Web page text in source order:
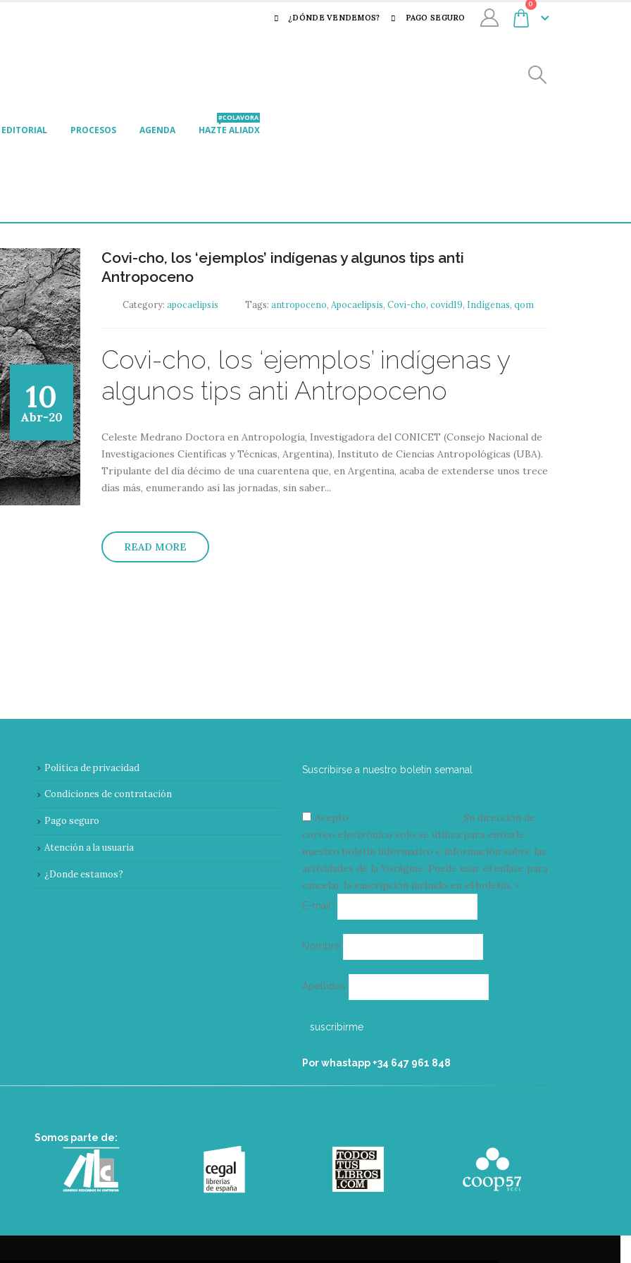
¿DÓNDE VENDEMOS? PAGO SEGURO
0
EDITORIAL PROCESOS AGENDA HAZTE ALIADX
#COLAVORA
10
Abr-20
Covi-cho, los ‘ejemplos’ indígenas y algunos tips anti
Antropoceno
Category: apocaelipsis Tags: antropoceno, Apocaelipsis, Covi-cho, covid19, Indígenas, qom
Covi-cho, los ‘ejemplos’ indígenas y
algunos tips anti Antropoceno
Celeste Medrano Doctora en Antropología, Investigadora del CONICET (Consejo Nacional de
Investigaciones Científicas y Técnicas, Argentina), Instituto de Ciencias Antropológicas (UBA).
Tripulante del día décimo de una cuarentena que, en Argentina, acaba de extenderse unos trece
días más, enumerando así las jornadas, sin saber...
READ MORE
Política de privacidad
Condiciones de contratación
Pago seguro
Atención a la usuaria
¿Donde estamos?
Suscribirse a nuestro boletín semanal
Acepto
Su dirección de
correo electrónico solo se utiliza para enviarle
nuestro boletín informativo e información sobre las
actividades de la Vorágine. Puede usar el enlace para
cancelar la suscripción incluido en el boletín. >
E-mail*
electrónico
Nombre
Apellidos
Por whastapp +34 ‭647 961 848‬
Somos parte de: